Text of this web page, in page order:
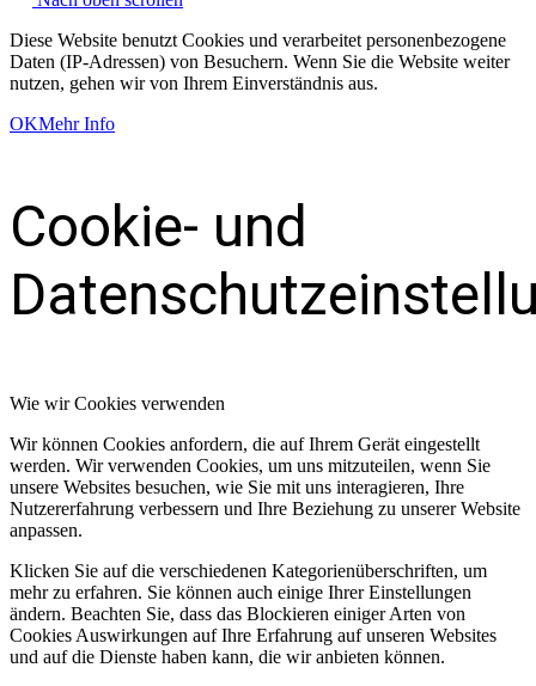
Diese Website benutzt Cookies und verarbeitet personenbezogene
Daten (IP-Adressen) von Besuchern. Wenn Sie die Website weiter
nutzen, gehen wir von Ihrem Einverständnis aus.
OKMehr Info
Cookie- und
Wie wir Cookies verwenden
Wir können Cookies anfordern, die auf Ihrem Gerät eingestellt
werden. Wir verwenden Cookies, um uns mitzuteilen, wenn Sie
unsere Websites besuchen, wie Sie mit uns interagieren, Ihre
Nutzererfahrung verbessern und Ihre Beziehung zu unserer Website
anpassen.
Klicken Sie auf die verschiedenen Kategorienüberschriften, um
mehr zu erfahren. Sie können auch einige Ihrer Einstellungen
ändern. Beachten Sie, dass das Blockieren einiger Arten von
Cookies Auswirkungen auf Ihre Erfahrung auf unseren Websites
und auf die Dienste haben kann, die wir anbieten können.